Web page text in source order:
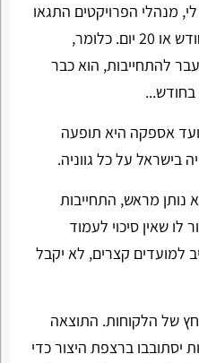
מנהלי הפרויקטים התגאו
שהם מאחרים במסירה, רק בחודש או 20 יום. כלומר,
להתחייבות, הוא כבר
אספקה היא תופעה
על כל גווניה.
מראש, התחייבות
לו שאין סיכוי לעמוד
למועדים קצרים, לא יקבל
של הלקוחות. התוצאה
יסתובבו ברצפת היצור כדי